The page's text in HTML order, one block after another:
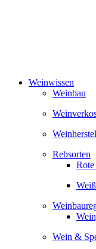
Weinwissen
Weinbau
Rebsorten
Rote
Wein &